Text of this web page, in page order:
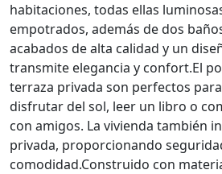
habitaciones, todas ellas
empotrados, además de dos
acabados de alta calidad y un
transmite elegancia y confort.El
terraza privada son perfectos
disfrutar del sol, leer un libro o
con amigos. La vivienda también
privada, proporcionando
comodidad.Construido con